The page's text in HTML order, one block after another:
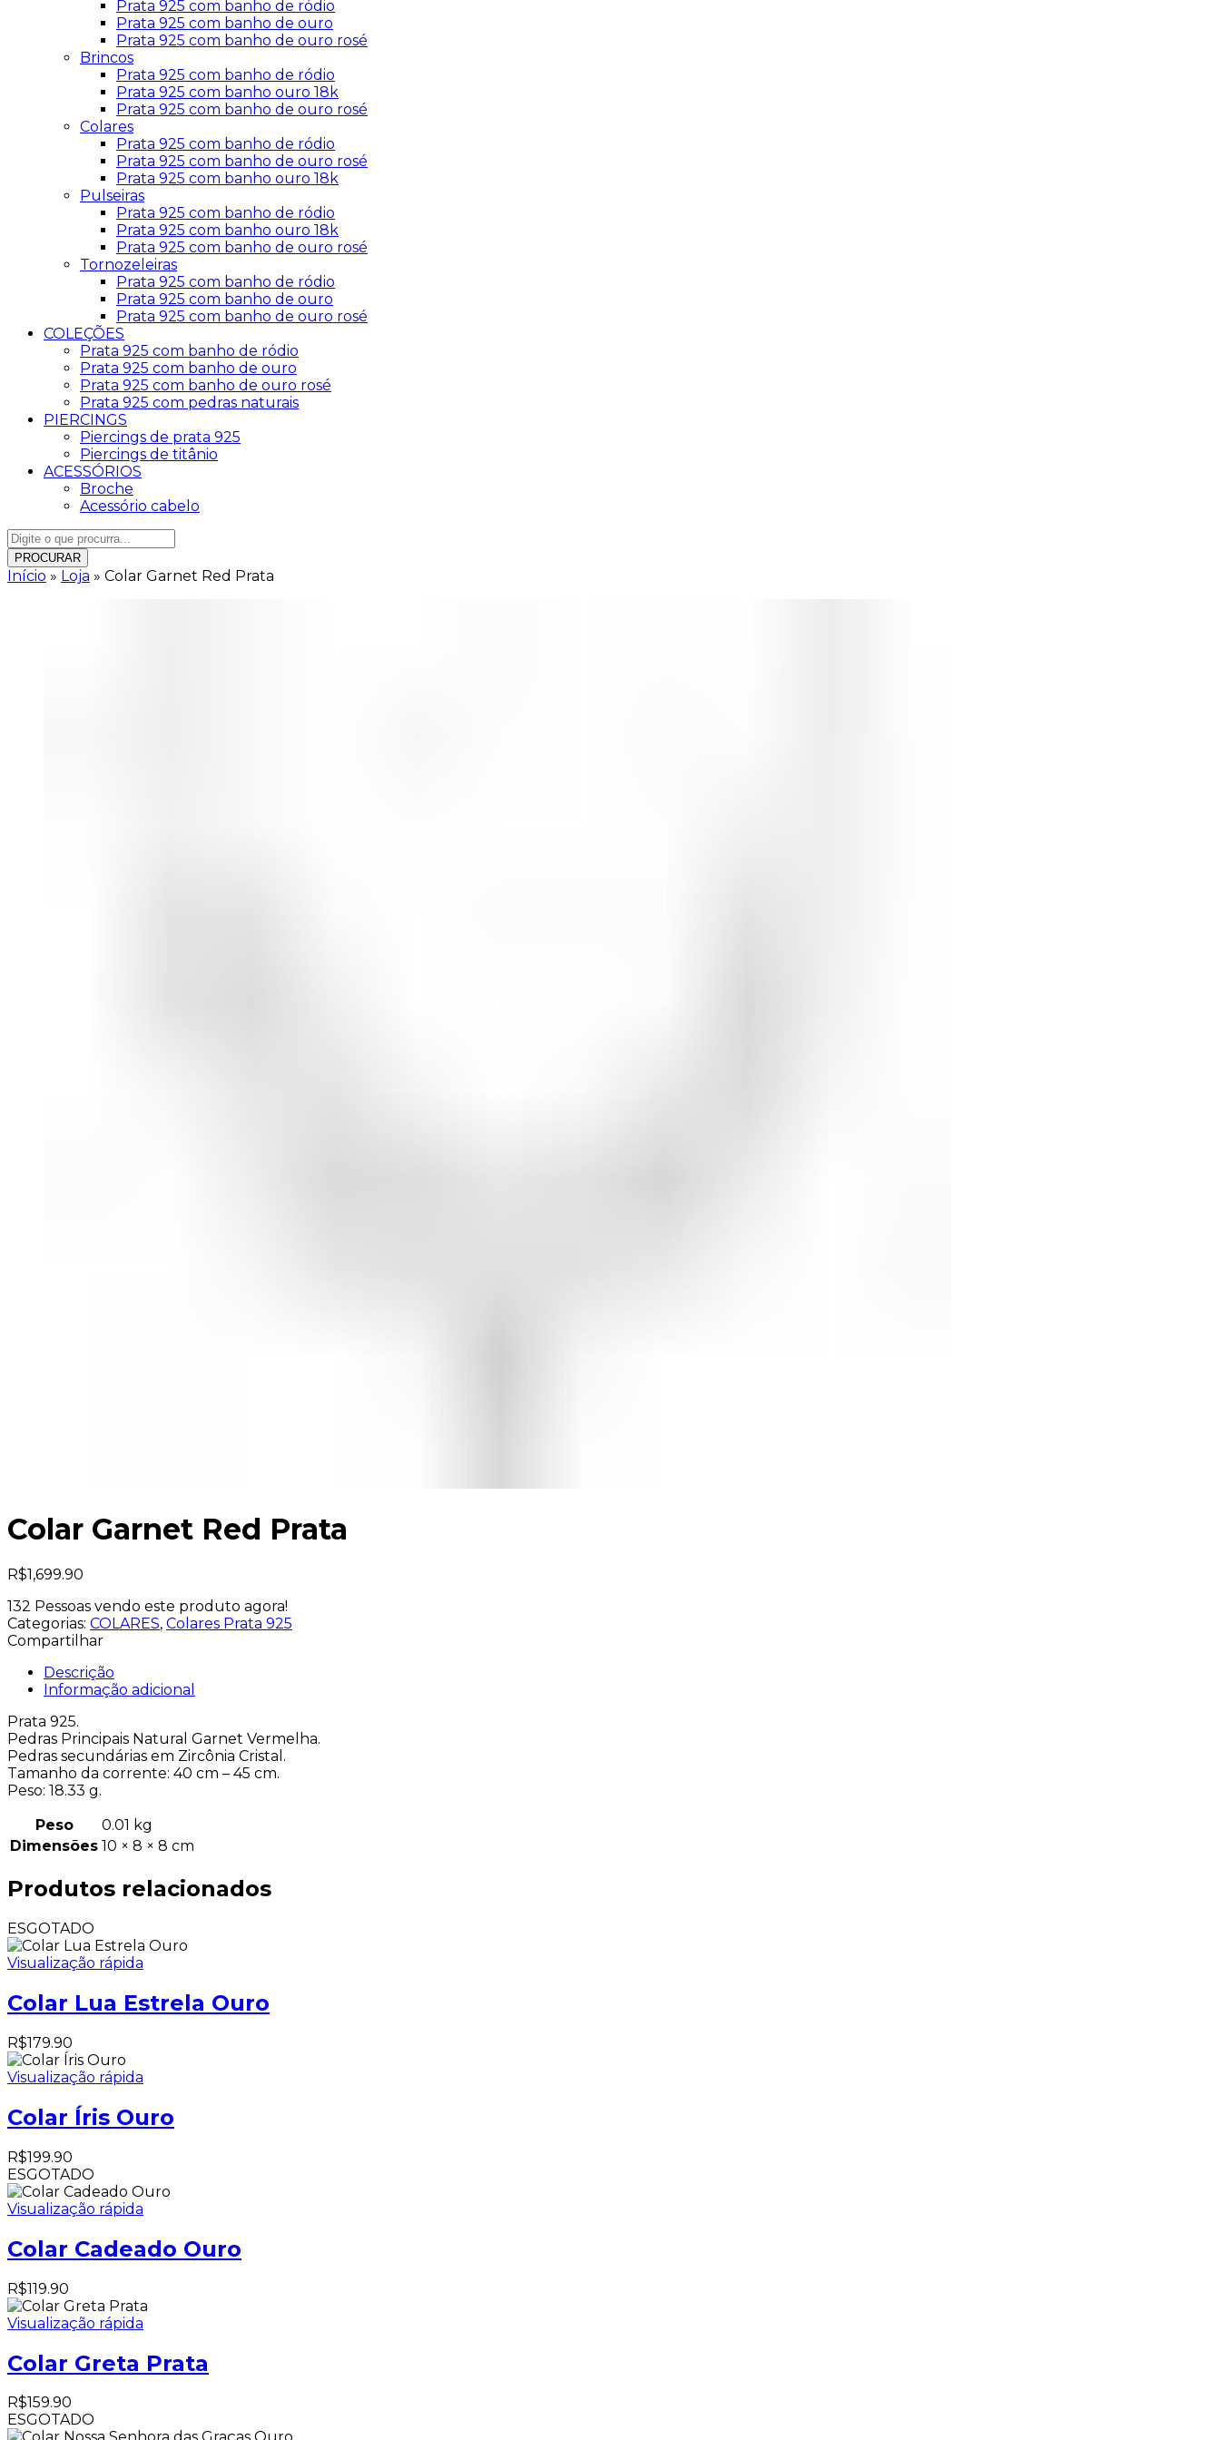
Prata 925 com banho de ródio
Prata 925 com banho de ouro
Prata 925 com banho de ouro rosé
Brincos
Prata 925 com banho de ródio
Prata 925 com banho ouro 18k
Prata 925 com banho de ouro rosé
Colares
Prata 925 com banho de ródio
Prata 925 com banho de ouro rosé
Prata 925 com banho ouro 18k
Pulseiras
Prata 925 com banho de ródio
Prata 925 com banho ouro 18k
Prata 925 com banho de ouro rosé
Tornozeleiras
Prata 925 com banho de ródio
Prata 925 com banho de ouro
Prata 925 com banho de ouro rosé
COLEÇÕES
Prata 925 com banho de ródio
Prata 925 com banho de ouro
Prata 925 com banho de ouro rosé
Prata 925 com pedras naturais
PIERCINGS
Piercings de prata 925
Piercings de titânio
ACESSÓRIOS
Broche
Acessório cabelo
PROCURAR
Início » Loja » Colar Garnet Red Prata
Colar Garnet Red Prata
R$1,699.90
132 Pessoas vendo este produto agora!
Categorias: COLARES, Colares Prata 925
Compartilhar
Descrição
Informação adicional
Prata 925.
Pedras Principais Natural Garnet Vermelha.
Pedras secundárias em Zircônia Cristal.
Tamanho da corrente: 40 cm – 45 cm.
Peso: 18.33 g.
Peso
0.01 kg
Dimensões 10 × 8 × 8 cm
Produtos relacionados
ESGOTADO
Visualização rápida
Colar Lua Estrela Ouro
R$179.90
Visualização rápida
Colar Íris Ouro
R$199.90
ESGOTADO
Visualização rápida
Colar Cadeado Ouro
R$119.90
Visualização rápida
Colar Greta Prata
R$159.90
ESGOTADO